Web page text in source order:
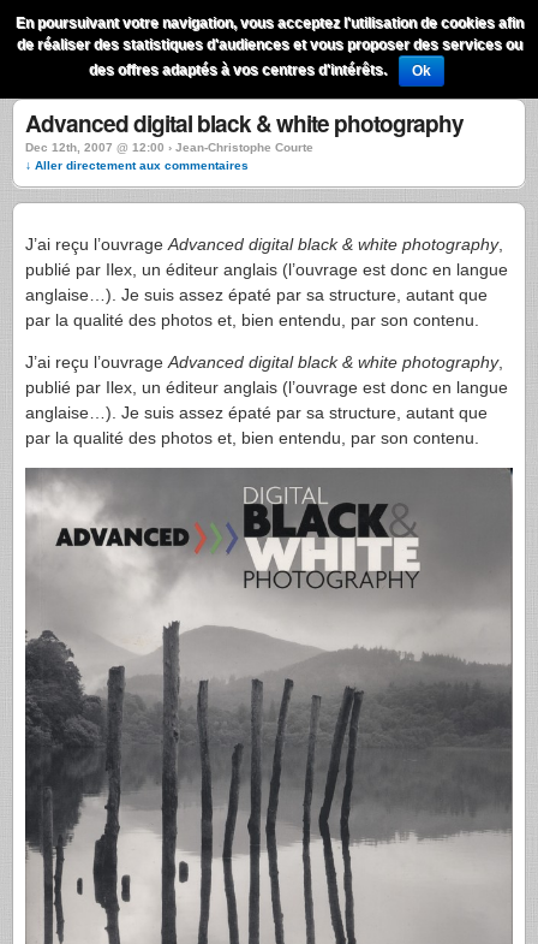
QuestionsPhoto Menu
Advanced digital black & white photography
Dec 12th, 2007 @ 12:00 › Jean-Christophe Courte
↓ Aller directement aux commentaires
J’ai reçu l’ouvrage Advanced digital black & white photography,
publié par Ilex, un éditeur anglais (l’ouvrage est donc en langue
anglaise…). Je suis assez épaté par sa structure, autant que
par la qualité des photos et, bien entendu, par son contenu.
J’ai reçu l’ouvrage Advanced digital black & white photography,
publié par Ilex, un éditeur anglais (l’ouvrage est donc en langue
anglaise…). Je suis assez épaté par sa structure, autant que
par la qualité des photos et, bien entendu, par son contenu.
En poursuivant votre navigation, vous acceptez l'utilisation de cookies afin
de réaliser des statistiques d'audiences et vous proposer des services ou
des offres adaptés à vos centres d'intérêts.
Ok